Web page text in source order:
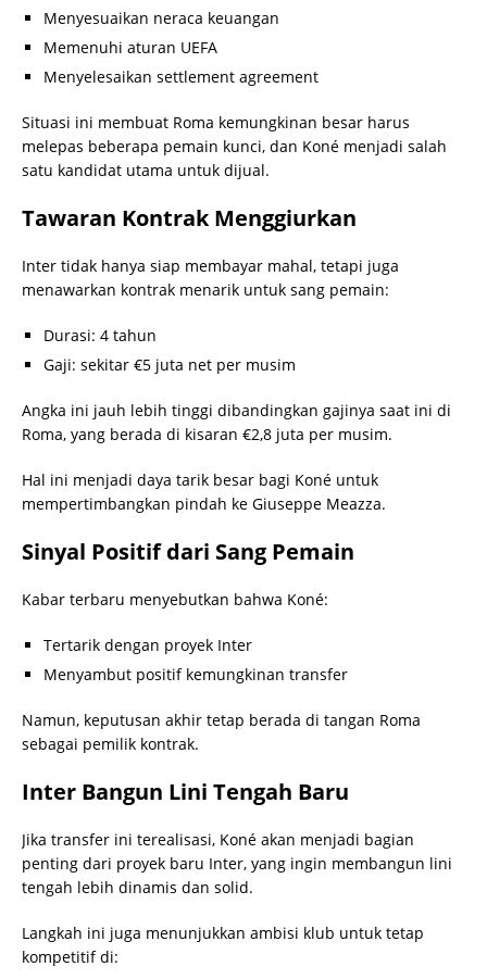
Menyesuaikan neraca keuangan
Memenuhi aturan UEFA
Menyelesaikan settlement agreement
Situasi ini membuat Roma kemungkinan besar harus
melepas beberapa pemain kunci, dan Koné menjadi salah
satu kandidat utama untuk dijual.
Tawaran Kontrak Menggiurkan
Inter tidak hanya siap membayar mahal, tetapi juga
menawarkan kontrak menarik untuk sang pemain:
Durasi: 4 tahun
Gaji: sekitar €5 juta net per musim
Angka ini jauh lebih tinggi dibandingkan gajinya saat ini di
Roma, yang berada di kisaran €2,8 juta per musim.
Hal ini menjadi daya tarik besar bagi Koné untuk
mempertimbangkan pindah ke Giuseppe Meazza.
Sinyal Positif dari Sang Pemain
Kabar terbaru menyebutkan bahwa Koné:
Tertarik dengan proyek Inter
Menyambut positif kemungkinan transfer
Namun, keputusan akhir tetap berada di tangan Roma
sebagai pemilik kontrak.
Inter Bangun Lini Tengah Baru
Jika transfer ini terealisasi, Koné akan menjadi bagian
penting dari proyek baru Inter, yang ingin membangun lini
tengah lebih dinamis dan solid.
Langkah ini juga menunjukkan ambisi klub untuk tetap
kompetitif di: